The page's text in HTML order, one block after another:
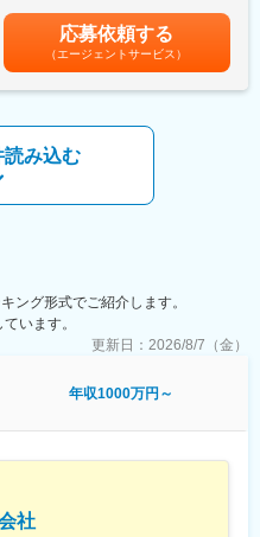
万円(M＆A未経験者)
800万円(M＆A未経験者)
万(支店長クラス)
未経験入社
コンサル等)
の掛け持ちもありません。
していただきます。
教育施設、病院／福祉施設、商業
、さらには工場／研究施設、ホテ
備工事」を手がけています。エリ
。
】
制でありながらも、外部案件比
案件体制を確保しています。同
年々上昇しています。
20～40名と人数規模がそこまで多
ベテランの高給職として企業から
す。賃金はあくまでも目安の金額
可能性があります。月給(月額)は固
応募依頼する
（エージェントサービス）
読み込む
ング形式でご紹介します。
います。
更新日： 2026/8/7（金）
年収1000万円～
社